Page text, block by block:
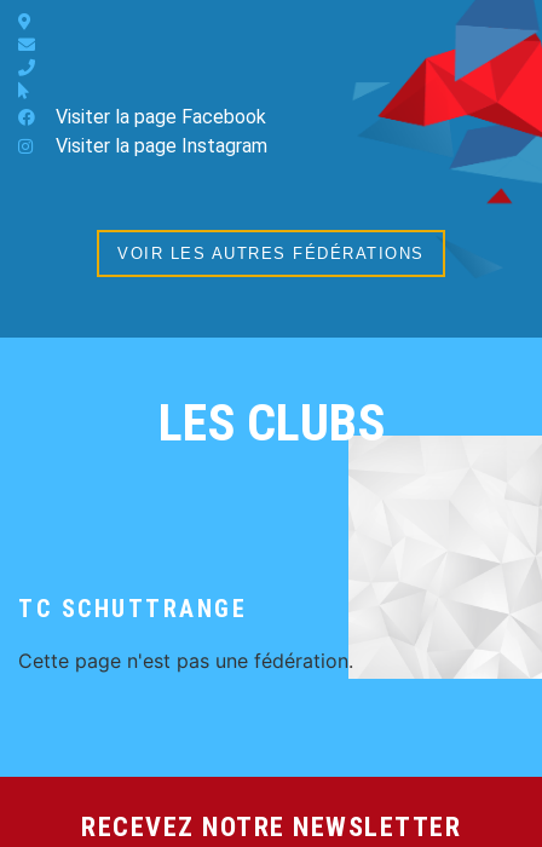
Visiter la page Facebook
Visiter la page Instagram
VOIR LES AUTRES FÉDÉRATIONS
LES CLUBS
TC SCHUTTRANGE
Cette page n'est pas une fédération.
RECEVEZ NOTRE NEWSLETTER